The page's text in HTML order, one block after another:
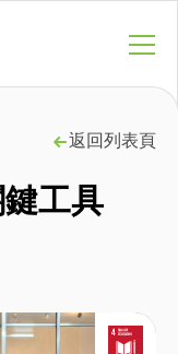
返回列表頁
工具